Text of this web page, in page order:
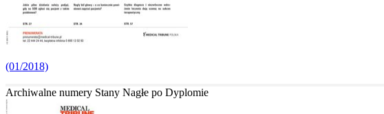
(01/2018)
Archiwalne numery Stany Nagłe po Dyplomie